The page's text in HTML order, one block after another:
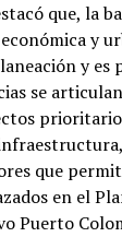
que, la
y
y es
se
que
en el
Puerto